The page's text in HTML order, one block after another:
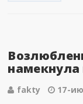
намекнула
fakty 17-